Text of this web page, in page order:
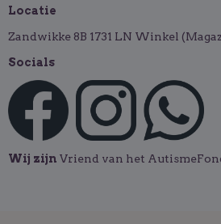
Locatie
Zandwikke 8B 1731 LN Winkel
Socials
Wij zijn Vriend van het